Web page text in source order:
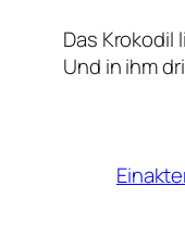
Das Krokodil
Und in ihm